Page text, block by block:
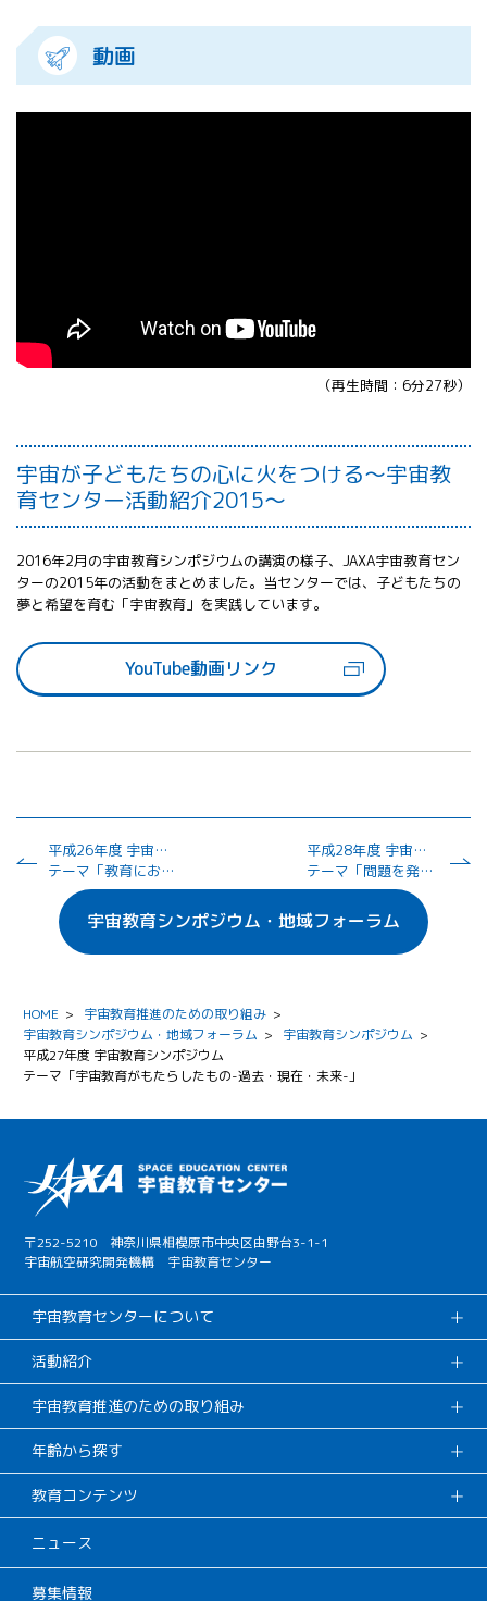
ム
動画
（再生時間：6分27秒）
宇宙が子どもたちの心に火をつける～宇宙教
育センター活動紹介2015～
2016年2月の宇宙教育シンポジウムの講演の様子、JAXA宇宙教育セン
ターの2015年の活動をまとめました。当センターでは、子どもたちの
夢と希望を育む「宇宙教育」を実践してい­ます。
YouTube動画リンク
平成26年度 宇宙教育シンポジウム
テーマ「教育における"宇宙"の利用」
平成28年度 宇宙教育シンポジウム
テーマ「問題を発見し、解決できる子供たちを育てる」
宇宙教育シンポジウム・地域フォーラム
HOME > 宇宙教育推進のための取り組み >
宇宙教育シンポジウム・地域フォーラム > 宇宙教育シンポジウム >
平成27年度 宇宙教育シンポジウム
テーマ「宇宙教育がもたらしたもの-過去・現在・未来-」
〒252-5210 神奈川県相模原市中央区由野台3-1-1
宇宙航空研究開発機構 宇宙教育センター
宇宙教育センターについて
活動紹介
宇宙教育推進のための取り組み
年齢から探す
教育コンテンツ
ニュース
募集情報